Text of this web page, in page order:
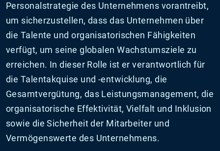
Personalstrategie des Unternehmens vorantreibt,
um sicherzustellen, dass das Unternehmen über
die Talente und organisatorischen Fähigkeiten
verfügt, um seine globalen Wachstumsziele zu
erreichen. In dieser Rolle ist er verantwortlich für
die Talentakquise und -entwicklung, die
Gesamtvergütung, das Leistungsmanagement, die
organisatorische Effektivität, Vielfalt und Inklusion
sowie die Sicherheit der Mitarbeiter und
Vermögenswerte des Unternehmens.